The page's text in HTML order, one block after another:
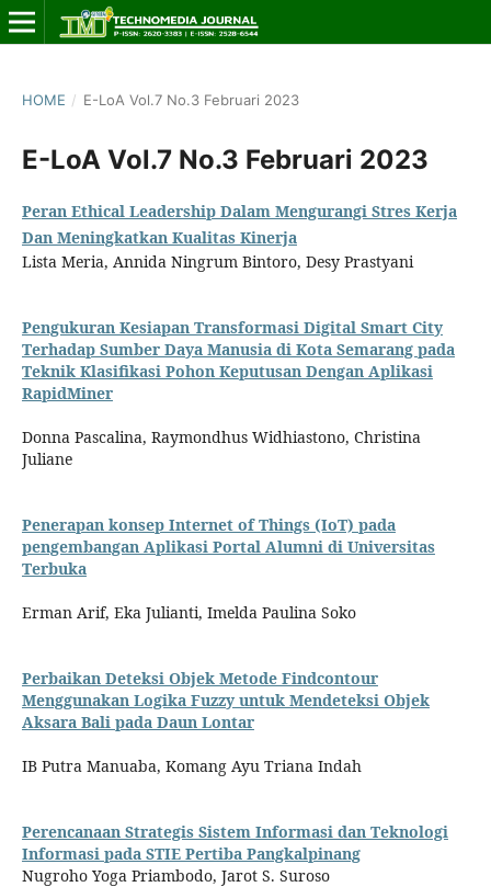
HOME / E-LoA Vol.7 No.3 Februari 2023
E-LoA Vol.7 No.3 Februari 2023
Peran Ethical Leadership Dalam Mengurangi Stres Kerja
Dan Meningkatkan Kualitas Kinerja
Lista Meria, Annida Ningrum Bintoro, Desy Prastyani
Pengukuran Kesiapan Transformasi Digital Smart City
Terhadap Sumber Daya Manusia di Kota Semarang pada
Teknik Klasifikasi Pohon Keputusan Dengan Aplikasi
RapidMiner
Donna Pascalina, Raymondhus Widhiastono, Christina
Juliane
Penerapan konsep Internet of Things (IoT) pada
pengembangan Aplikasi Portal Alumni di Universitas
Terbuka
Erman Arif, Eka Julianti, Imelda Paulina Soko
Perbaikan Deteksi Objek Metode Findcontour
Menggunakan Logika Fuzzy untuk Mendeteksi Objek
Aksara Bali pada Daun Lontar
IB Putra Manuaba, Komang Ayu Triana Indah
Perencanaan Strategis Sistem Informasi dan Teknologi
Informasi pada STIE Pertiba Pangkalpinang
Nugroho Yoga Priambodo, Jarot S. Suroso